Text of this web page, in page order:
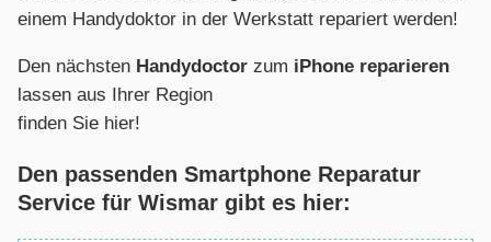
einem Handydoktor in der Werkstatt repariert werden!
Den nächsten Handydoctor zum iPhone reparieren
lassen aus Ihrer Region
finden Sie hier!
Den passenden Smartphone Reparatur
Service für Wismar gibt es hier: